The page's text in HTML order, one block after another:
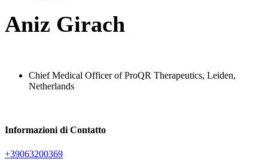
Aniz Girach
Chief Medical Officer of ProQR Therapeutics, Leiden,
Netherlands
Informazioni di Contatto
+39063200369